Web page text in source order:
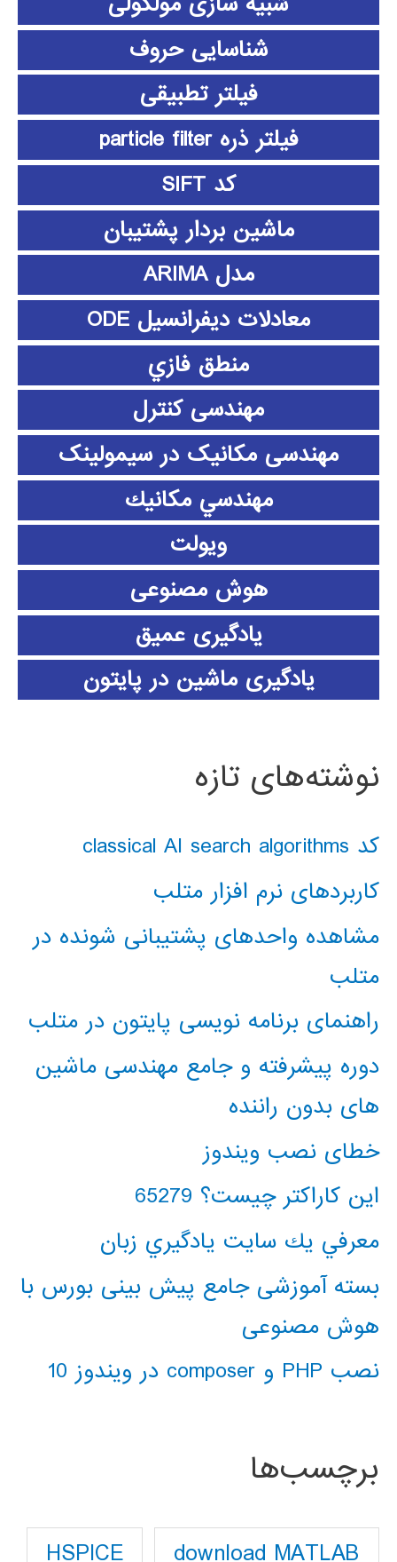
شناسایی حروف
فیلتر تطبیقی
فیلتر ذره particle filter
کد SIFT
ماشین بردار پشتیبان
مدل ARIMA
معادلات دیفرانسیل ODE
منطق فازي
مهندسی کنترل
مهندسی مکانیک در سیمولینک
مهندسي مكانيك
ویولت
هوش مصنوعی
یادگیری عمیق
یادگیری ماشین در پایتون
نوشته‌های تازه
کد classical AI search algorithms
کاربردهای نرم افزار متلب
مشاهده واحدهای پشتیبانی شونده در
متلب
راهنمای برنامه نویسی پایتون در متلب
دوره پیشرفته و جامع مهندسی ماشین
های بدون راننده
خطای نصب ویندوز
این کاراکتر چیست؟ 65279
معرفي يك سايت يادگيري زبان
بسته آموزشی جامع پیش بینی بورس با
هوش مصنوعی
نصب PHP و composer در ویندوز 10
برچسب‌ها
download MATLAB
HSPICE